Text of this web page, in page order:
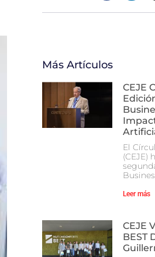
Más Artículos
CEJE
El
(CEJE)
Leer más
CEJE
BEST